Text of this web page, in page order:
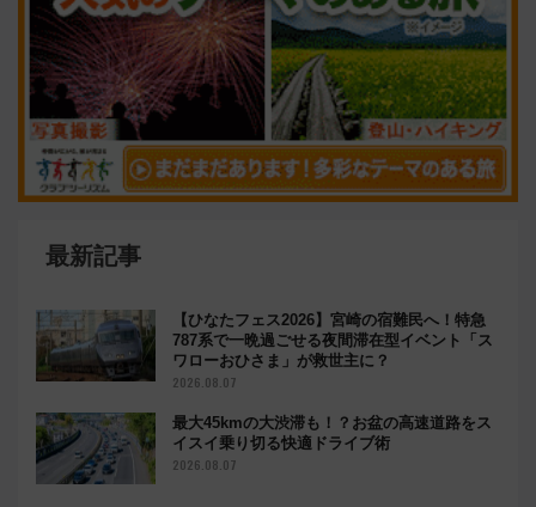
最新記事
【ひなたフェス2026】宮崎の宿難民へ！特急
787系で一晩過ごせる夜間滞在型イベント「ス
ワローおひさま」が救世主に？
2026.08.07
最大45kmの大渋滞も！？お盆の高速道路をス
イスイ乗り切る快適ドライブ術
2026.08.07